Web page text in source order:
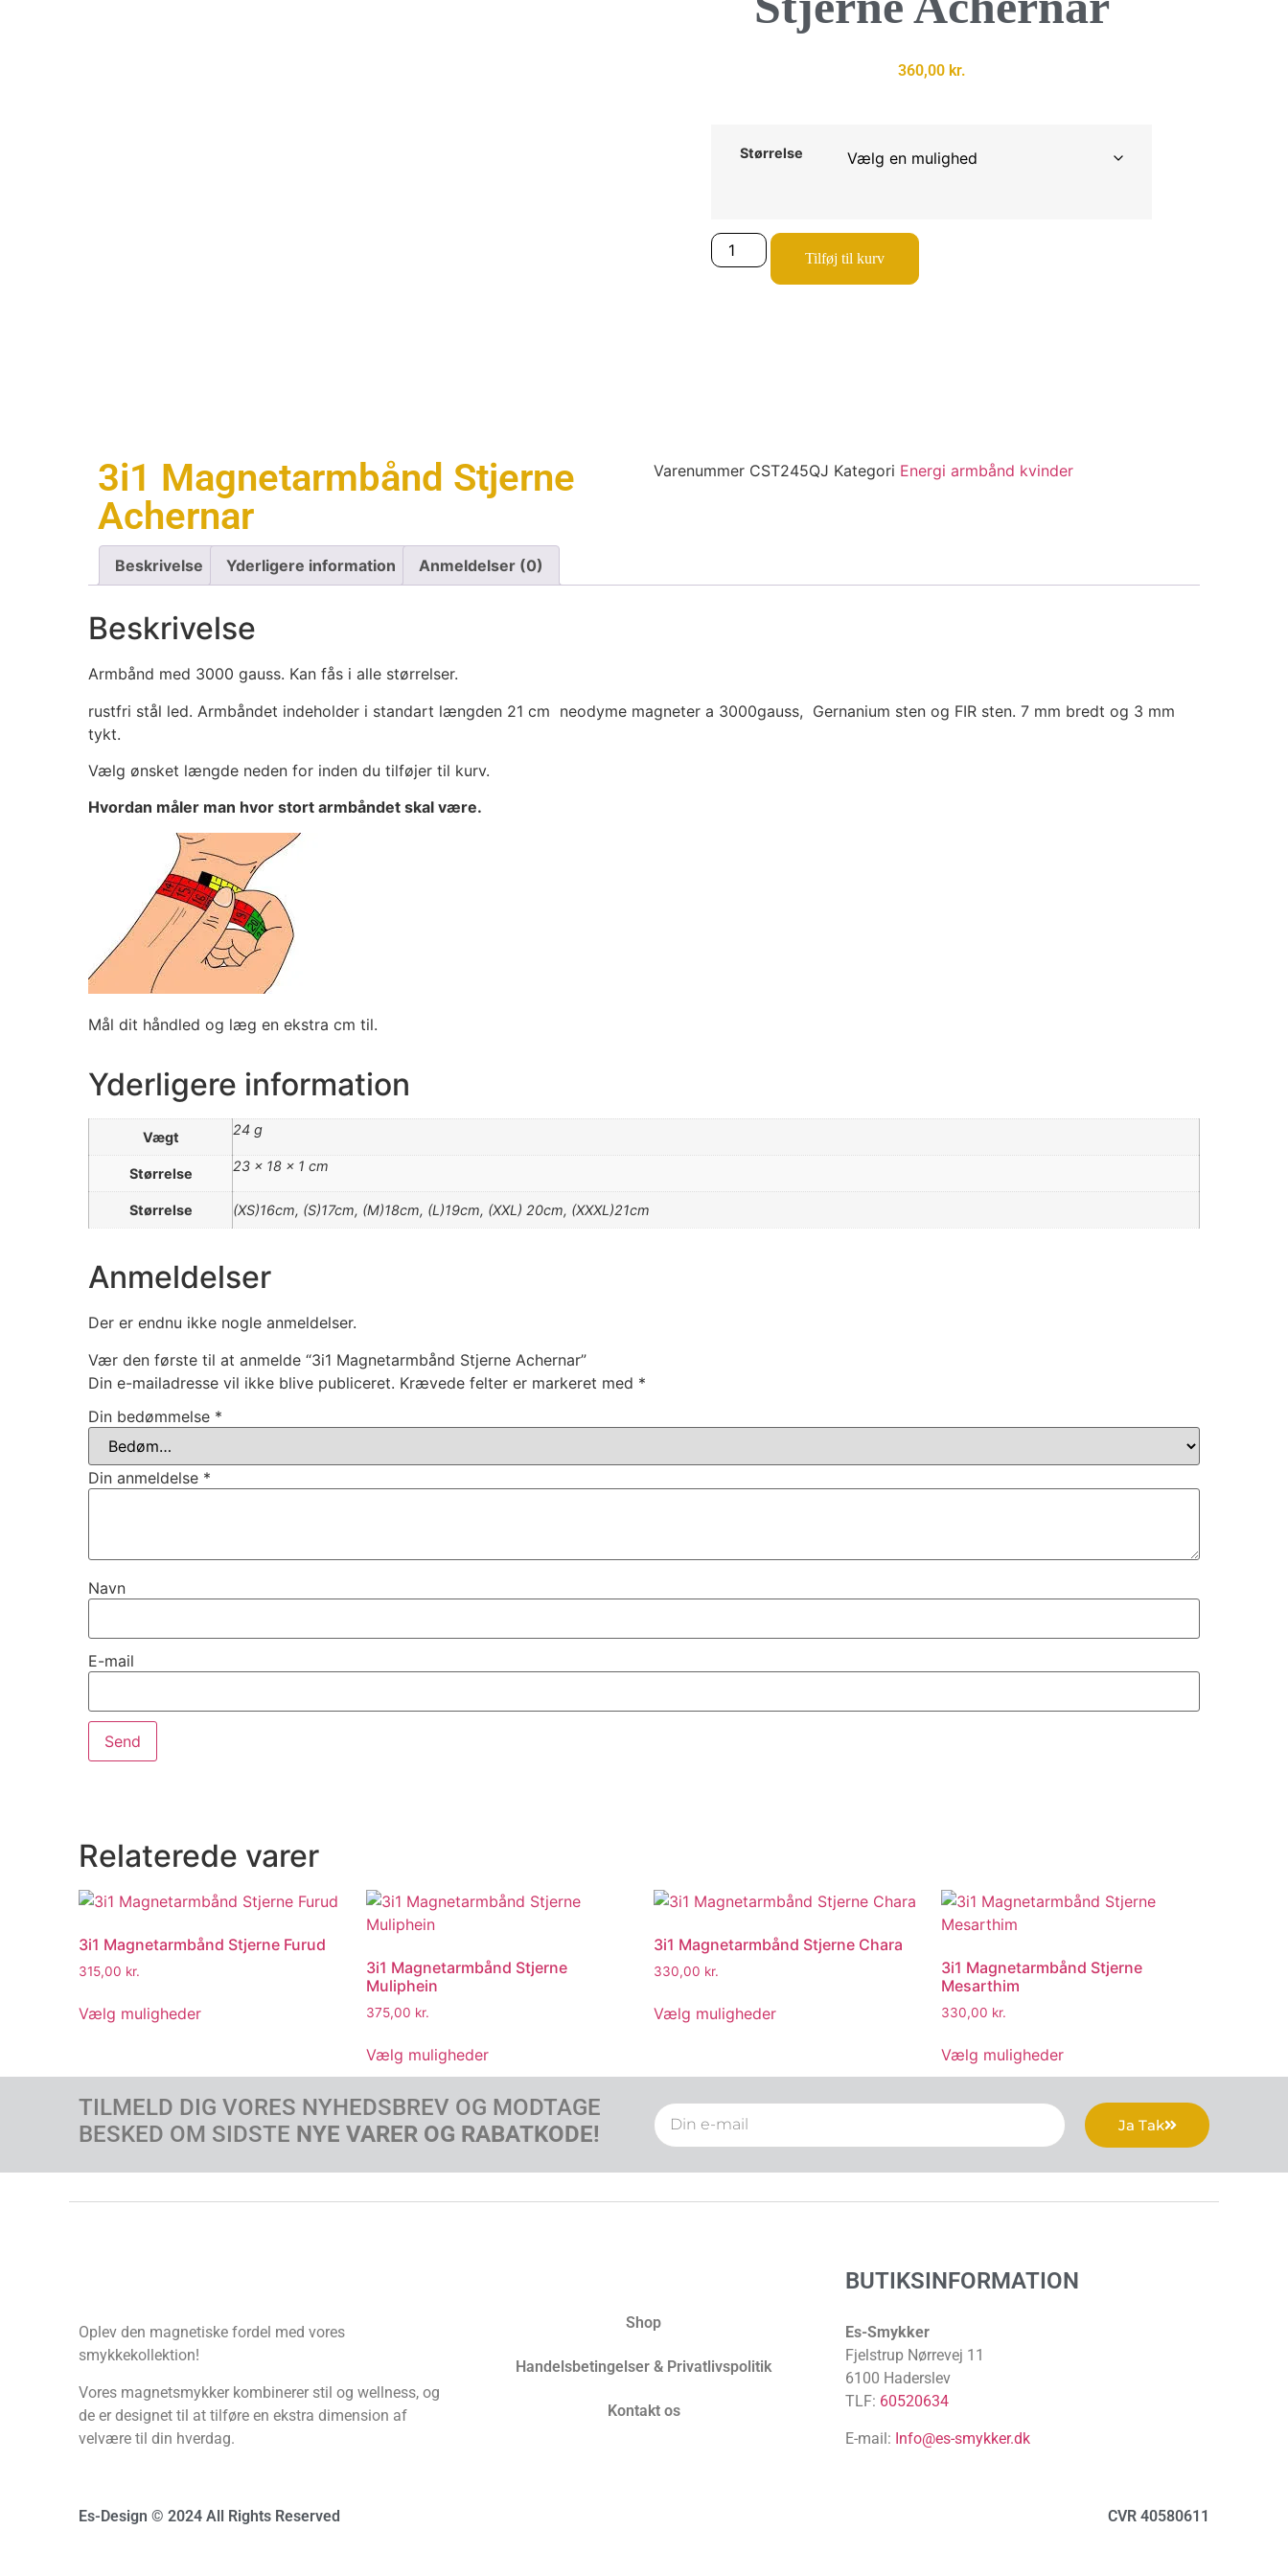
360,00 kr.
Størrelse
Tilføj til kurv
3i1 Magnetarmbånd Stjerne
Achernar
Varenummer CST245QJ Kategori Energi armbånd kvinder
Beskrivelse Yderligere information Anmeldelser (0)
Beskrivelse
Armbånd med 3000 gauss. Kan fås i alle størrelser.
rustfri stål led. Armbåndet indeholder i standart længden 21 cm neodyme magneter a 3000gauss, Gernanium sten og FIR sten. 7 mm bredt og 3 mm
tykt.
Vælg ønsket længde neden for inden du tilføjer til kurv.
Hvordan måler man hvor stort armbåndet skal være.
Mål dit håndled og læg en ekstra cm til.
Yderligere information
Vægt 24 g
Størrelse 23 × 18 × 1 cm
Størrelse (XS)16cm, (S)17cm, (M)18cm, (L)19cm, (XXL) 20cm, (XXXL)21cm
Anmeldelser
Der er endnu ikke nogle anmeldelser.
Vær den første til at anmelde “3i1 Magnetarmbånd Stjerne Achernar”
Din e-mailadresse vil ikke blive publiceret. Krævede felter er markeret med *
Din bedømmelse *
Din anmeldelse *
Navn
E-mail
Relaterede varer
3i1 Magnetarmbånd Stjerne Furud
315,00 kr.
Vælg muligheder
3i1 Magnetarmbånd Stjerne
Muliphein
375,00 kr.
Vælg muligheder
3i1 Magnetarmbånd Stjerne Chara
330,00 kr.
Vælg muligheder
3i1 Magnetarmbånd Stjerne
Mesarthim
330,00 kr.
Vælg muligheder
TILMELD DIG VORES NYHEDSBREV OG MODTAGE
BESKED OM SIDSTE NYE VARER OG RABATKODE! Ja Tak
Oplev den magnetiske fordel med vores
smykkekollektion!
Vores magnetsmykker kombinerer stil og wellness, og
de er designet til at tilføre en ekstra dimension af
velvære til din hverdag.
Shop
Handelsbetingelser & Privatlivspolitik
Kontakt os
BUTIKSINFORMATION
Es-Smykker
Fjelstrup Nørrevej 11
6100 Haderslev
TLF: 60520634
E-mail: Info@es-smykker.dk
Es-Design © 2024 All Rights Reserved CVR 40580611